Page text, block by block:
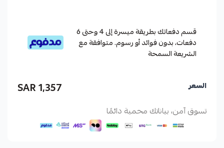
قسم دفعاتك بطريقة ميسرة إلى 4 وحتى 6
دفعات، بدون فوائد أو رسوم. متوافقة مع
الشريعة السمحة
السعر 1,357 SAR
تسوق آمن، بياناتك محمية دائمًا